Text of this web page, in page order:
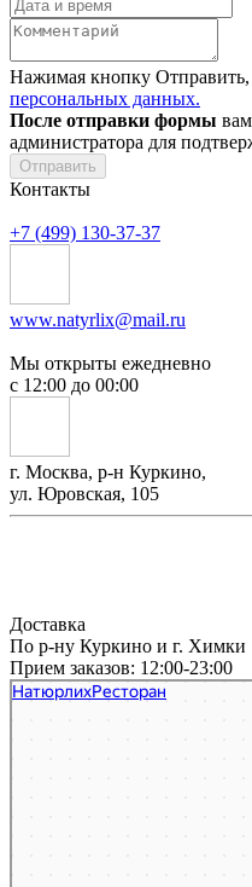
Нажимая кнопку Отправить,
персональных данных.
После отправки формы
администратора для
Отправить
Контакты
+7 (499) 130-37-37
www.natyrlix@mail.ru
Мы открыты ежедневно
с 12:00 до 00:00
г. Москва, р-н Куркино,
ул. Юровская, 105
Доставка
По р-ну Куркино и г. Химки
Прием заказов: 12:00-23:00
Натюрлих
Ресторан в Москве